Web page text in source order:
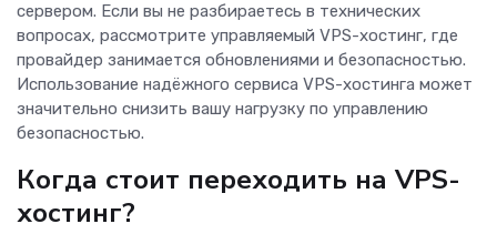
сервером. Если вы не разбираетесь в технических
вопросах, рассмотрите управляемый VPS-хостинг, где
провайдер занимается обновлениями и безопасностью.
Использование надёжного сервиса VPS-хостинга может
значительно снизить вашу нагрузку по управлению
безопасностью.
Когда стоит переходить на VPS-
хостинг?